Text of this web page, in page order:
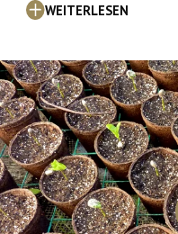
WEITERLESEN